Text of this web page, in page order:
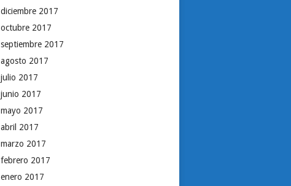
diciembre 2017
octubre 2017
septiembre 2017
agosto 2017
julio 2017
junio 2017
mayo 2017
abril 2017
marzo 2017
febrero 2017
enero 2017